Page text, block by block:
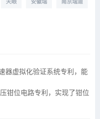
器虚拟化验证系统专利，能
钳位电路专利，实现了钳位